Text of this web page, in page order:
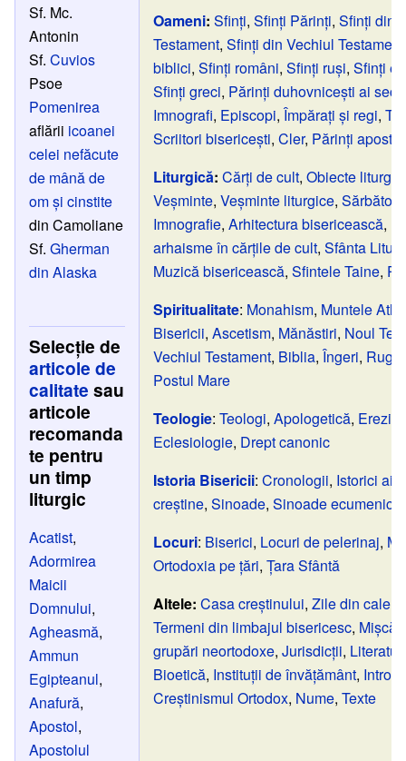
Sf. Mc.
Antonin
Sf.Cuvios
Psoe
Pomenirea
aflării icoanei
celei nefăcute
de mână de
om și cinstite
din Camoliane
Sf.Gherman
din Alaska
Selecție de
articole de
calitate sau
articole
recomanda
te pentru
un timp
liturgic
Acatist,
Adormirea
Maicii
Domnului,
Agheasmă,
Ammun
Egipteanul,
Anafură,
Apostol,
Apostolul
Oameni: Sfinți,Sfinți Părinți,Sfinți din
Testament,Sfinți din Vechiul Testament
biblici,Sfinți români,Sfinți ruși,Sfinți
Sfinți greci, Părinți duhovnicești ai
Imnografi, Episcopi,Împărați și regi,
Scriitori bisericești,Cler, Părinți
Liturgică: Cărți de cult,Obiecte
Veșminte,Veșminte liturgice,Sărbători
Imnografie,Arhitectura bisericească,
arhaisme în cărțile de cult,Sfânta
Muzică bisericească,Sfintele Taine,
Spiritualitate: Monahism, Muntele
Bisericii,Ascetism, Mănăstiri, Noul
Vechiul Testament, Biblia,Îngeri,
Postul Mare
Teologie:Teologi,Apologetică, Erezii
Eclesiologie, Drept canonic
Istoria Bisericii:Cronologii, Istorici ai
creștine,Sinoade,Sinoade ecumenice
Locuri: Biserici, Locuri de pelerinaj,
Ortodoxia pe țări,Țara Sfântă
Altele: Casa creștinului,Zile din
Termeni din limbajul bisericesc,
grupări neortodoxe,Jurisdicții,
Bioetică, Instituții de învățământ,
Creștinismul Ortodox, Nume,Texte